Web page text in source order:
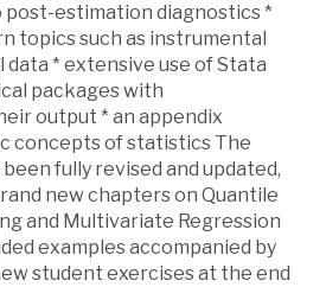
estimation diagnostics *
topics such as instrumental
data * extensive use of Stata
packages with
output * an appendix
concepts of statistics The
fully revised and updated,
new chapters on Quantile
and Multivariate Regression
examples accompanied by
student exercises at the end